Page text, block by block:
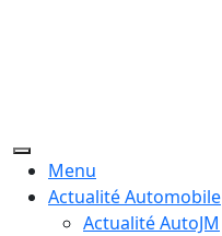
Menu
Actualité Automobile
Actualité AutoJM